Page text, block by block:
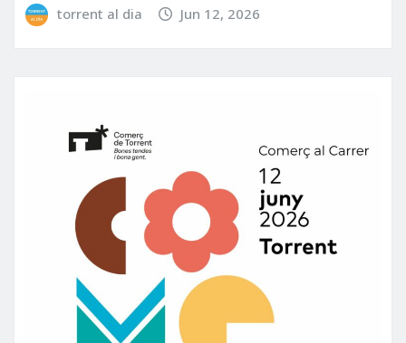
torrent al dia Jun 12, 2026